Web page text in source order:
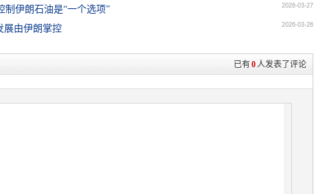
制伊朗石油是“一个选项” 2026-03-27
展由伊朗掌控 2026-03-26
已有0人发表了评论